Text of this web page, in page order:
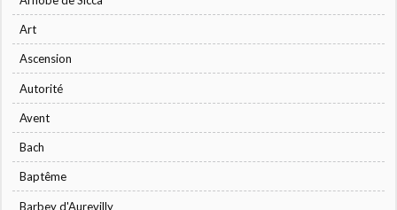
Art
Ascension
Autorité
Avent
Bach
Baptême
Barbey d'Aurevilly